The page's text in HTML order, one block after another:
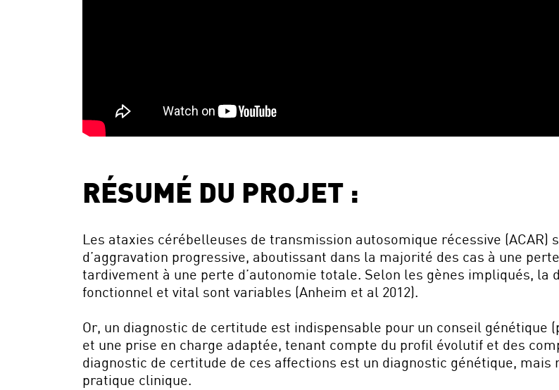
RÉSUMÉ DU PROJET :
Les ataxies cérébelleuses de transmission autosomique récessive
d’aggravation progressive, aboutissant dans la majorité des cas à une
tardivement à une perte d’autonomie totale. Selon les gènes impliqués, la
fonctionnel et vital sont variables (Anheim et al 2012).
Or, un diagnostic de certitude est indispensable pour un conseil génétique
et une prise en charge adaptée, tenant compte du profil évolutif et des
diagnostic de certitude de ces affections est un diagnostic génétique,
pratique clinique.